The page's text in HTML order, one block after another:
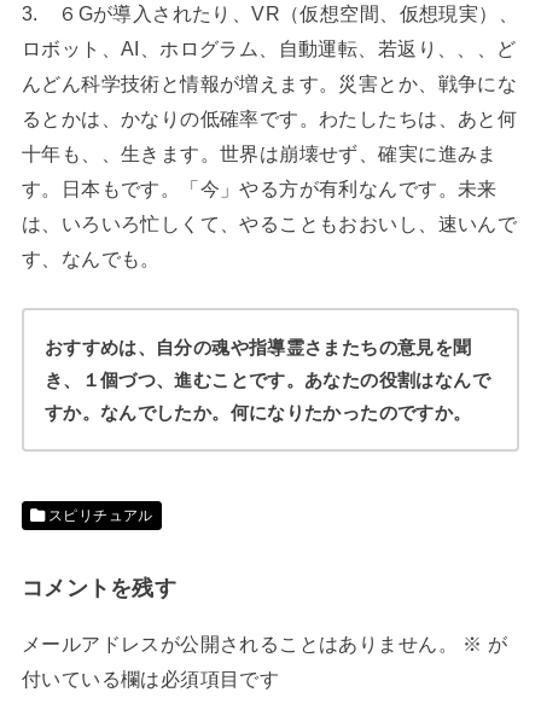
3. ６Gが導入されたり、VR（仮想空間、仮想現実）、
ロボット、AI、ホログラム、自動運転、若返り、、、ど
んどん科学技術と情報が増えます。災害とか、戦争にな
るとかは、かなりの低確率です。わたしたちは、あと何
十年も、、生きます。世界は崩壊せず、確実に進みま
す。日本もです。「今」やる方が有利なんです。未来
は、いろいろ忙しくて、やることもおおいし、速いんで
す、なんでも。
おすすめは、自分の魂や指導霊さまたちの意見を聞
き、１個づつ、進むことです。あなたの役割はなんで
すか。なんでしたか。何になりたかったのですか。
スピリチュアル
コメントを残す
メールアドレスが公開されることはありません。 ※ が
付いている欄は必須項目です